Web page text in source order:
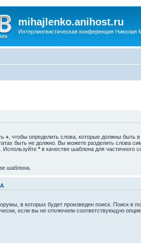
mihajlenko.anihost.ru
Интерлингвистическая конференция Николая
+ , чтобы определить слова, которые должны быть в
быть не должно. Вы можете разделить слова
Используйте * в качестве шаблона для частичного
шаблона.
в которых будет произведен поиск. Поиск в
если вы не отключили соответствующую